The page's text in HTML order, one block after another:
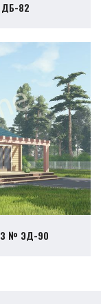
ДБ-82
№ ЭД-90